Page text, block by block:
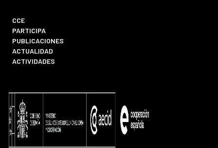
CCE
PARTICIPA
PUBLICACIONES
ACTUALIDAD
ACTIVIDADES